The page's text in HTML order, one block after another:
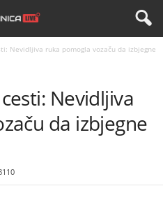
Nevidljiva ruka pomogla vozaču da izbjegne
Nevidljiva
da izbjegne